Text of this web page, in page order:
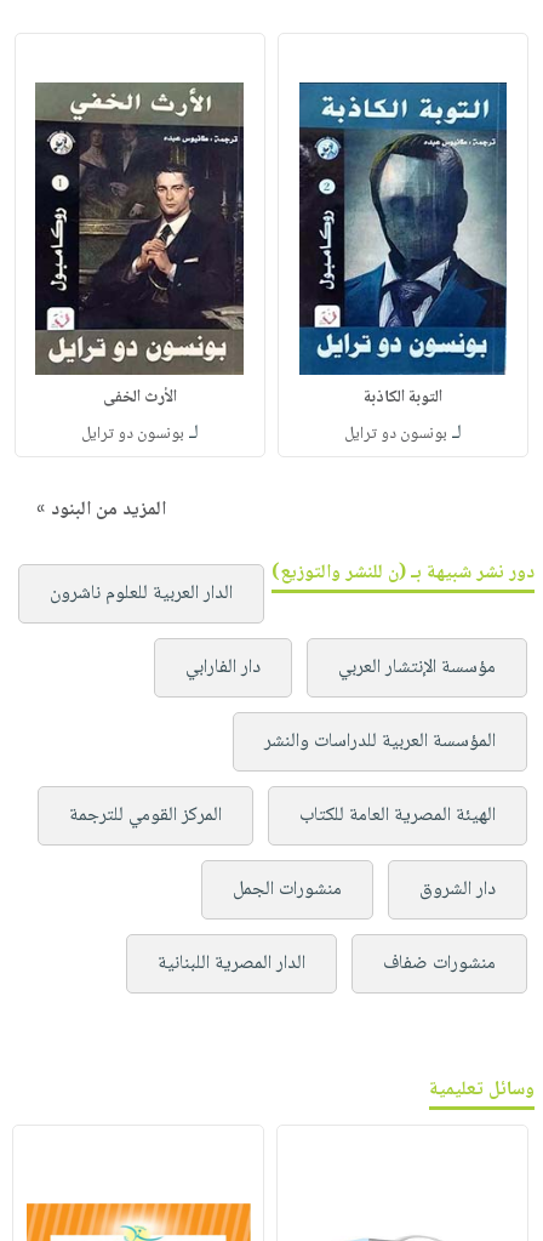
التوبة الكاذبة
لـ بونسون دو ترايل
الأرث الخفى
لـ بونسون دو ترايل
المزيد من البنود »
دور نشر شبيهة بـ (ن للنشر والتوزيع)
الدار العربية للعلوم ناشرون
مؤسسة الإنتشار العربي دار الفارابي
المؤسسة العربية للدراسات والنشر
الهيئة المصرية العامة للكتاب المركز القومي للترجمة
دار الشروق منشورات الجمل
منشورات ضفاف الدار المصرية اللبنانية
وسائل تعليمية